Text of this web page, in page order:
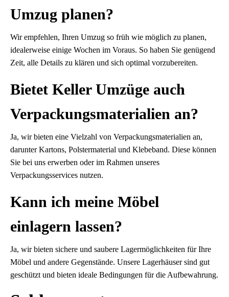
Umzug planen?
Wir empfehlen, Ihren Umzug so früh wie möglich zu planen,
idealerweise einige Wochen im Voraus. So haben Sie genügend
Zeit, alle Details zu klären und sich optimal vorzubereiten.
Bietet Keller Umzüge auch
Verpackungsmaterialien an?
Ja, wir bieten eine Vielzahl von Verpackungsmaterialien an,
darunter Kartons, Polstermaterial und Klebeband. Diese können
Sie bei uns erwerben oder im Rahmen unseres
Verpackungsservices nutzen.
Kann ich meine Möbel
einlagern lassen?
Ja, wir bieten sichere und saubere Lagermöglichkeiten für Ihre
Möbel und andere Gegenstände. Unsere Lagerhäuser sind gut
geschützt und bieten ideale Bedingungen für die Aufbewahrung.